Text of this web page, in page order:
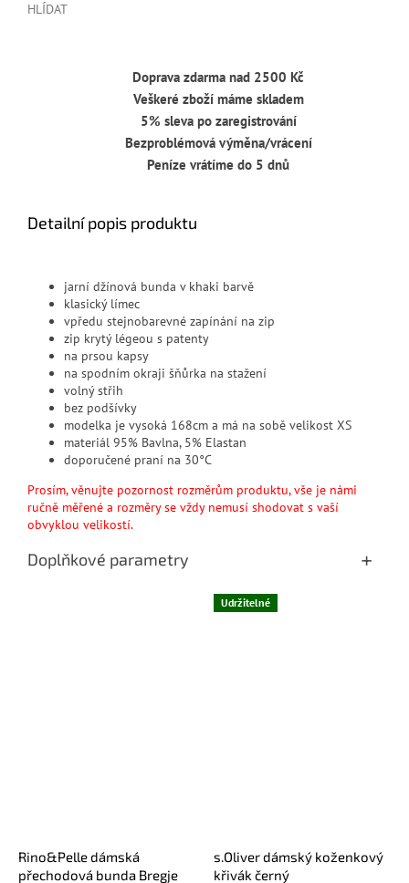
HLÍDAT
Doprava zdarma nad 2500 Kč
Veškeré zboží máme skladem
5% sleva po zaregistrování
Bezproblémová výměna/vrácení
Peníze vrátíme do 5 dnů
Detailní popis produktu
jarní džínová bunda v khaki barvě
klasický límec
vpředu stejnobarevné zapínání na zip
zip krytý légeou s patenty
na prsou kapsy
na spodním okraji šňůrka na stažení
volný střih
bez podšívky
modelka je vysoká 168cm a má na sobě velikost XS
materiál 95% Bavlna, 5% Elastan
doporučené praní na 30°C
Prosím, věnujte pozornost rozměrům produktu, vše je námi
ručně měřené a rozměry se vždy nemusí shodovat s vaší
obvyklou velikostí.
Doplňkové parametry
Rino&Pelle dámská
přechodová bunda Bregje
Udržitelné
s.Oliver dámský koženkový
křivák černý